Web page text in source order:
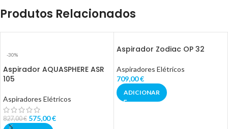
Produtos Relacionados
-30%
Aspirador AQUASPHERE ASR
105
Aspiradores Elétricos
827,00€ 575,00€
Aspirador Zodiac OP 32
Aspiradores Elétricos
709,00€
ADICIONAR